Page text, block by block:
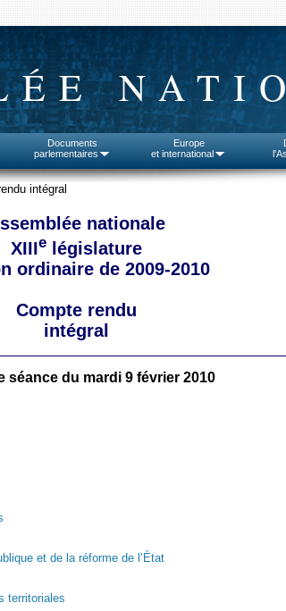
Documents
parlementaires
Europe
et international
intégral
nationale
XIIIe législature
ordinaire de 2009-2010
Compte rendu
intégral
séance du mardi 9 février 2010
et de la réforme de l’État
territoriales